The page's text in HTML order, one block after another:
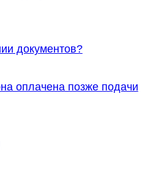
документов?
оплачена позже подачи